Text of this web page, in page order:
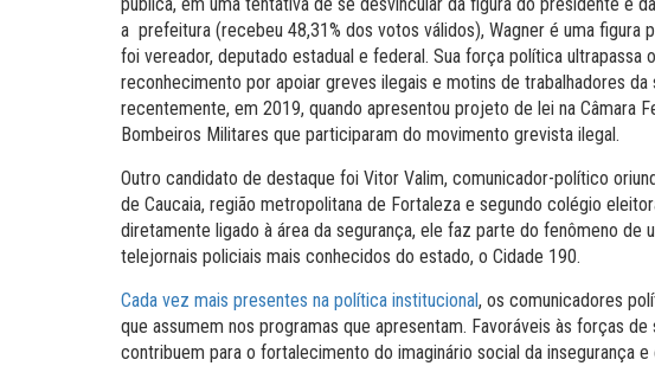
a prefeitura (recebeu 48,31% dos votos válidos), Wagner é uma
foi vereador, deputado estadual e federal. Sua força política ultrapassa
reconhecimento por apoiar greves ilegais e motins de trabalhadores
recentemente, em 2019, quando apresentou projeto de lei na Câmara
Bombeiros Militares que participaram do movimento grevista ilegal.
Outro candidato de destaque foi Vitor Valim, comunicador-político
de Caucaia, região metropolitana de Fortaleza e segundo colégio
diretamente ligado à área da segurança, ele faz parte do fenômeno de
telejornais policiais mais conhecidos do estado, o Cidade 190.
Cada vez mais presentes na política institucional, os comunicadores
que assumem nos programas que apresentam. Favoráveis às forças de
contribuem para o fortalecimento do imaginário social da insegurança